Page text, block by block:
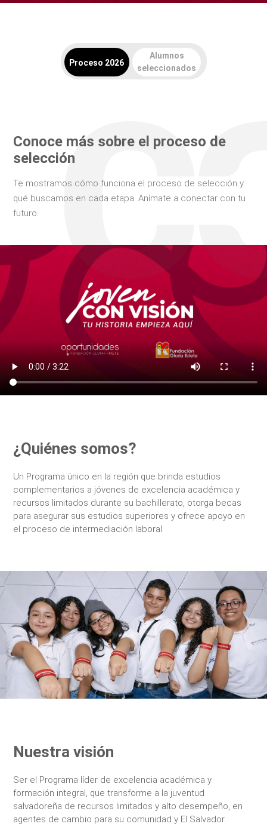
Proceso 2026
Alumnos
seleccionados
Conoce más sobre el proceso de
selección
Te mostramos cómo funciona el proceso de selección y
qué buscamos en cada etapa. Anímate a conectar con tu
futuro.
¿Quiénes somos?
Un Programa único en la región que brinda estudios
complementarios a jóvenes de excelencia académica y
recursos limitados durante su bachillerato, otorga becas
para asegurar sus estudios superiores y ofrece apoyo en
el proceso de intermediación laboral.
Nuestra visión
Ser el Programa líder de excelencia académica y
formación integral, que transforme a la juventud
salvadoreña de recursos limitados y alto desempeño, en
agentes de cambio para su comunidad y El Salvador.